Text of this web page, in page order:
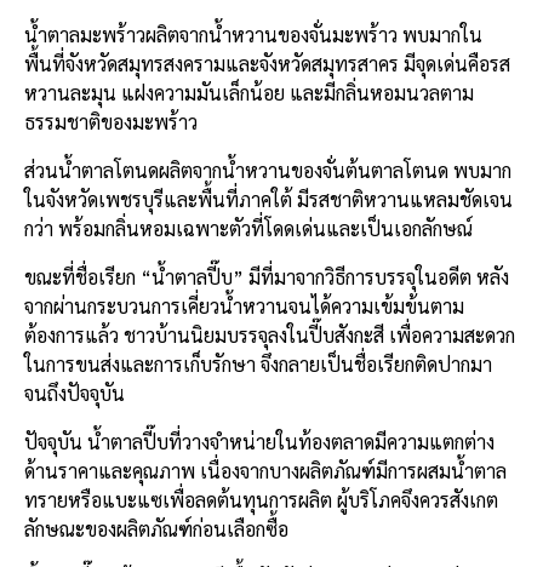
น้ำตาลมะพร้าวผลิตจากน้ำหวานของจั่นมะพร้าว พบมากใน
พื้นที่จังหวัดสมุทรสงครามและจังหวัดสมุทรสาคร มีจุดเด่นคือรส
หวานละมุน แฝงความมันเล็กน้อย และมีกลิ่นหอมนวลตาม
ธรรมชาติของมะพร้าว
ส่วนน้ำตาลโตนดผลิตจากน้ำหวานของจั่นต้นตาลโตนด พบมาก
ในจังหวัดเพชรบุรีและพื้นที่ภาคใต้ มีรสชาติหวานแหลมชัดเจน
กว่า พร้อมกลิ่นหอมเฉพาะตัวที่โดดเด่นและเป็นเอกลักษณ์
ขณะที่ชื่อเรียก “น้ำตาลปี๊บ” มีที่มาจากวิธีการบรรจุในอดีต หลัง
จากผ่านกระบวนการเคี่ยวน้ำหวานจนได้ความเข้มข้นตาม
ต้องการแล้ว ชาวบ้านนิยมบรรจุลงในปี๊บสังกะสี เพื่อความสะดวก
ในการขนส่งและการเก็บรักษา จึงกลายเป็นชื่อเรียกติดปากมา
จนถึงปัจจุบัน
ปัจจุบัน น้ำตาลปี๊บที่วางจำหน่ายในท้องตลาดมีความแตกต่าง
ด้านราคาและคุณภาพ เนื่องจากบางผลิตภัณฑ์มีการผสมน้ำตาล
ทรายหรือแบะแซเพื่อลดต้นทุนการผลิต ผู้บริโภคจึงควรสังเกต
ลักษณะของผลิตภัณฑ์ก่อนเลือกซื้อ